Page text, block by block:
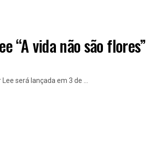
“A vida não são flores”
será lançada em 3 de ...